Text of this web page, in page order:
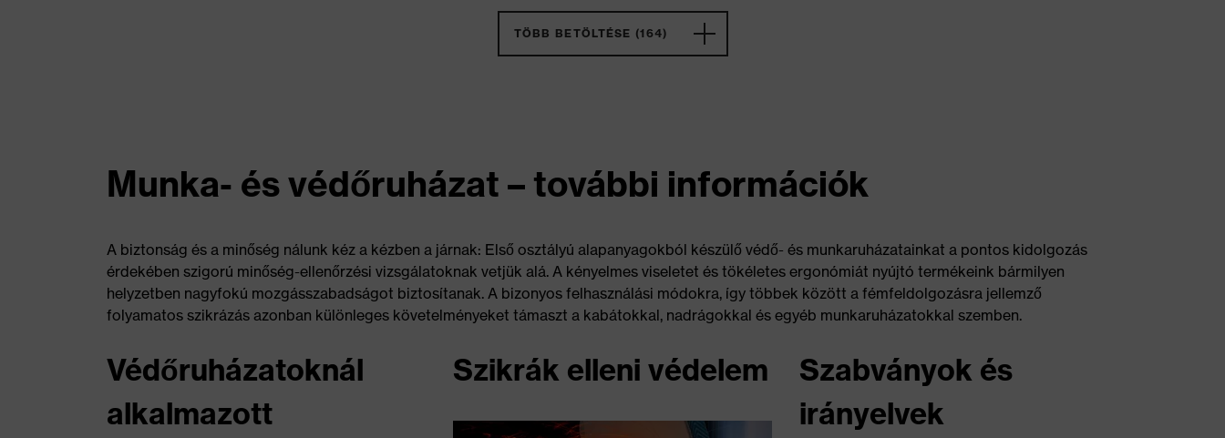
TÖBB BETÖLTÉSE (164)
Munka- és védőruházat – további információk
A biztonság és a minőség nálunk kéz a kézben a járnak: Első osztályú alapanyagokból készülő védő- és munkaruházatainkat a pontos kidolgozás
érdekében szigorú minőség-ellenőrzési vizsgálatoknak vetjük alá. A kényelmes viseletet és tökéletes ergonómiát nyújtó termékeink bármilyen
helyzetben nagyfokú mozgásszabadságot biztosítanak. A bizonyos felhasználási módokra, így többek között a fémfeldolgozásra jellemző
folyamatos szikrázás azonban különleges követelményeket támaszt a kabátokkal, nadrágokkal és egyéb munkaruházatokkal szemben.
Védőruházatoknál
alkalmazott
Szikrák elleni védelem
Szabványok és
irányelvek